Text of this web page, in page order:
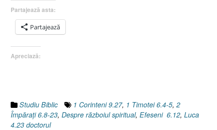
Împăraţi
6.8-
Partajează asta:
Partajează
Apreciază:
Studiu Biblic 1 Corinteni 9.27, 1 Timotei 6.4-5, 2
Împăraţi 6.8-23, Despre războiul spiritual, Efeseni 6.12, Luca
4.23 doctorul